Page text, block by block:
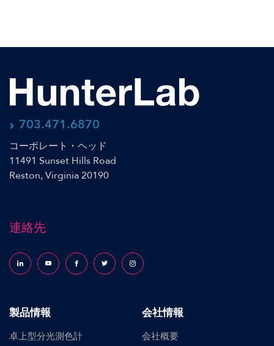
703.471.6870
コーポレート・ヘッド
11491 Sunset Hills Road
Reston, Virginia 20190
連絡先
Follow us on LinkedInFollow us on YouTubeFollow us on Facebook
Follow us on X (formerly Twitter)
Follow us on Instagram
製品情報
卓上型分光測色計
会社情報
会社概要